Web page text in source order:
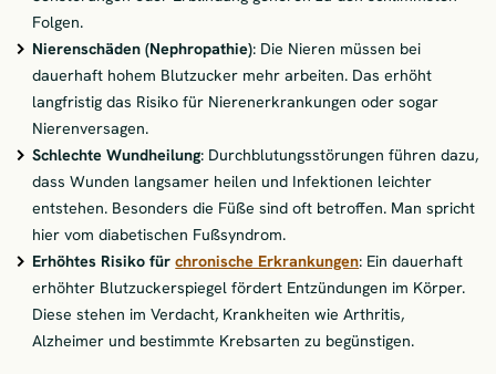
Folgen.
Nierenschäden (Nephropathie): Die Nieren müssen bei
dauerhaft hohem Blutzucker mehr arbeiten. Das erhöht
langfristig das Risiko für Nierenerkrankungen oder sogar
Nierenversagen.
Schlechte Wundheilung: Durchblutungsstörungen führen dazu,
dass Wunden langsamer heilen und Infektionen leichter
entstehen. Besonders die Füße sind oft betroffen. Man spricht
hier vom diabetischen Fußsyndrom.
Erhöhtes Risiko fürchronische Erkrankungen: Ein dauerhaft
erhöhter Blutzuckerspiegel fördert Entzündungen im Körper.
Diese stehen im Verdacht, Krankheiten wie Arthritis,
Alzheimer und bestimmte Krebsarten zu begünstigen.